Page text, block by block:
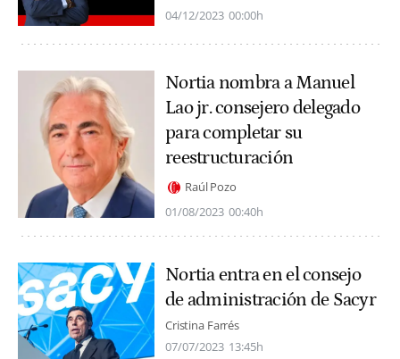
04/12/2023 00:00h
Nortia nombra a Manuel
Lao jr. consejero delegado
para completar su
reestructuración
Raúl Pozo
01/08/2023 00:40h
Nortia entra en el consejo
de administración de Sacyr
Cristina Farrés
07/07/2023 13:45h